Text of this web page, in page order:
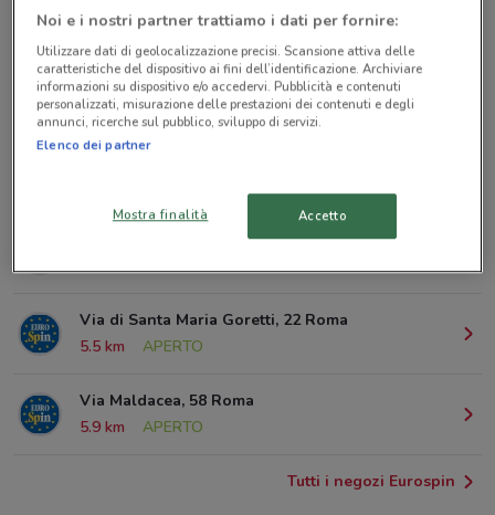
© MapTiler© OpenStreetMap contributors
Via Andersen, 8/10/12 Roma
4.3 km
APERTO
Via Della Cava Aurelia, 175/A/B/C Roma
Via Dei Carpegna, 15/23 Roma
4.5 km
APERTO
Via di Santa Maria Goretti, 22 Roma
5.5 km
APERTO
Via Maldacea, 58 Roma
5.9 km
APERTO
Tutti i negozi Eurospin
Noi e i nostri partner trattiamo i dati per fornire:
Utilizzare dati di geolocalizzazione precisi. Scansione attiva delle
caratteristiche del dispositivo ai fini dell’identificazione. Archiviare
informazioni su dispositivo e/o accedervi. Pubblicità e contenuti
personalizzati, misurazione delle prestazioni dei contenuti e degli
annunci, ricerche sul pubblico, sviluppo di servizi.
Elenco dei partner
Mostra finalità Accetto